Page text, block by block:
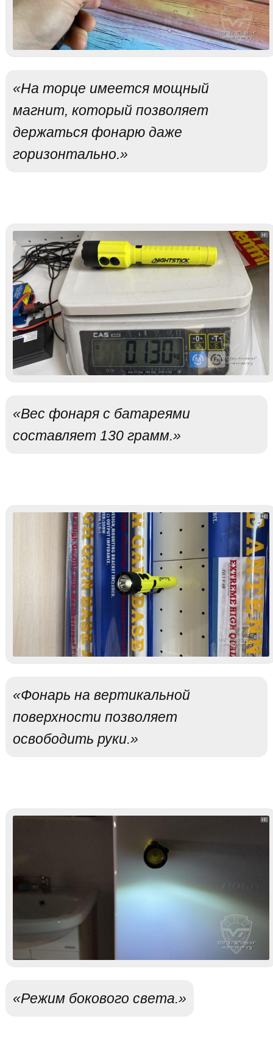
«На торце имеется мощный
магнит, который позволяет
держаться фонарю даже
горизонтально.»
«Вес фонаря с батареями
составляет 130 грамм.»
«Фонарь на вертикальной
поверхности позволяет
освободить руки.»
«Режим бокового света.»